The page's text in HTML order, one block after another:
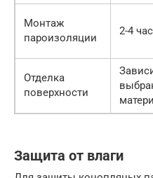
Монтаж
пароизоляции
2-4
Отделка
поверхности
Защита от влаги